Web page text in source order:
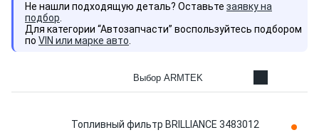
Не нашли подходящую деталь? Оставьте заявку на
подбор
Для категории “Автозапчасти” воспользуйтесь подбором
по VIN или марке авто
Выбор ARMTEK
Топливный фильтр BRILLIANCE 3483012